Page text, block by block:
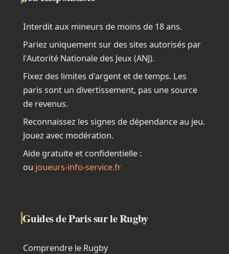
Interdit aux mineurs de moins de 18 ans.
Pariez uniquement sur des sites autorisés par
l'Autorité Nationale des Jeux (ANJ).
Fixez des limites d'argent et de temps. Les
paris sont un divertissement, pas une source
de revenus.
Reconnaissez les signes de dépendance au jeu.
Jouez avec modération.
Aide gratuite et confidentielle :
ou joueurs-info-service.fr
Guides de Paris sur le Rugby
Comprendre le Rugby